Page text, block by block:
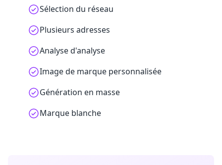
Sélection du réseau
Plusieurs adresses
Analyse d'analyse
Image de marque personnalisée
Génération en masse
Marque blanche